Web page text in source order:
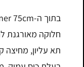
חלוקה מאורגנת
תא עליון, מחיצה